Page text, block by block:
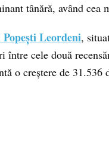
tânără, având cea
Leordeni,
între cele două
o creștere de 31.536